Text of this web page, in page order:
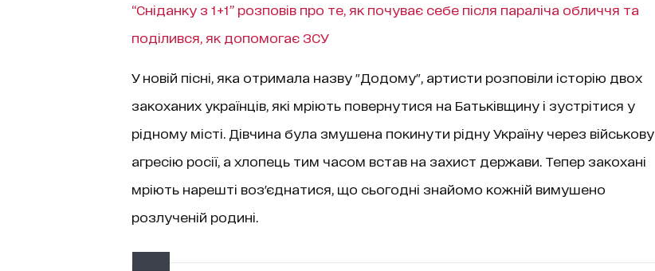
“Сніданку з 1+1” розповів про те, як почуває себе після параліча обличчя та
поділився, як допомогає ЗСУ
У новій пісні, яка отримала назву "Додому", артисти розповіли історію двох
закоханих українців, які мріють повернутися на Батьківщину і зустрітися у
рідному місті. Дівчина була змушена покинути рідну Україну через військову
агресію росії, а хлопець тим часом встав на захист держави. Тепер закохані
мріють нарешті воз'єднатися, що сьогодні знайомо кожній вимушено
розлученій родині.